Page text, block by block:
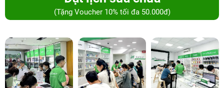
(Tặng Voucher 10% tối đa 50.000đ)